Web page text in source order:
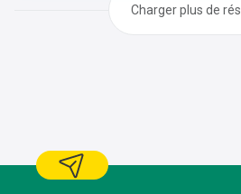
profil ci-dessous :Charger plus de